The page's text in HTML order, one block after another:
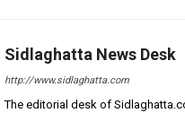
Sidlaghatta News Desk
http://www.sidlaghatta.com
The editorial desk of